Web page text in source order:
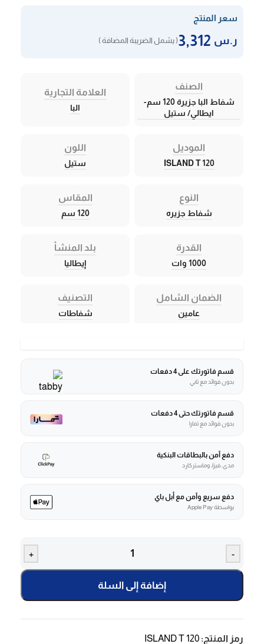
سعر المنتج
ر.س ( يشمل الضريبة المضافة )
الصنف
شفاط البا جزيرة 120 سم-
ايطالي/ ستيل
العلامة التجارية
البا
الموديل
ISLAND T 120
اللون
ستيل
النوع
شفاط جزيره
المقاس
120 سم
القدرة
1000 وات
بلد المنشأ
إيطاليا
الضمان الشامل
عامين
التصنيف
شفاطات
قسم فاتورتك على 4 دفعات
بدون فوائد مع تابي
قسم فاتورتك حتى 4 دفعات
بدون فوائد مع تمارا
دفع آمن بالبطاقات البنكية
مدى، فيزا، وماستركارد
دفع سريع وآمن مع أبل باي
بواسطة Apple Pay
-
+
إضافة إلى السلة
رمز المنتج: ISLAND T 120